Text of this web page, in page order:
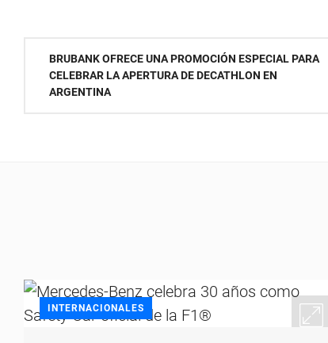
Navegación
BRUBANK OFRECE UNA PROMOCIÓN ESPECIAL PARA
CELEBRAR LA APERTURA DE DECATHLON EN
ARGENTINA
INTERNACIONALES